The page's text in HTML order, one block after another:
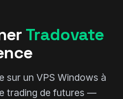
Tradovate
sur un VPS Windows à
trading de futures —